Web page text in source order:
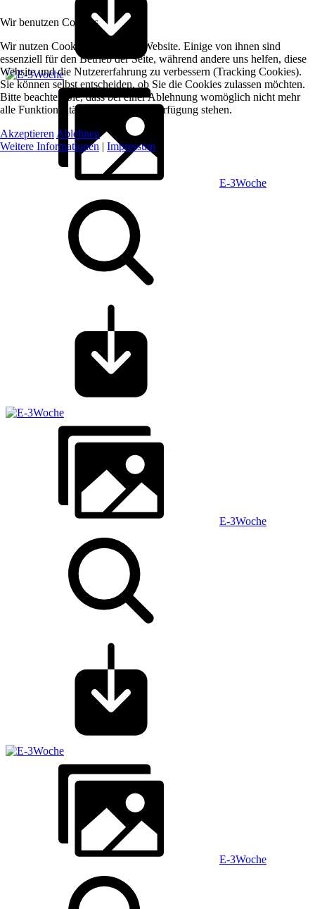
E-3Woche
E-3Woche
E-3Woche
Wir benutzen Cookies
Wir nutzen Cookies auf unserer Website. Einige von ihnen sind
essenziell für den Betrieb der Seite, während andere uns helfen, diese
Website und die Nutzererfahrung zu verbessern (Tracking Cookies).
Sie können selbst entscheiden, ob Sie die Cookies zulassen möchten.
Bitte beachten Sie, dass bei einer Ablehnung womöglich nicht mehr
alle Funktionalitäten der Seite zur Verfügung stehen.
Akzeptieren Ablehnen
Weitere Informationen | Impressum